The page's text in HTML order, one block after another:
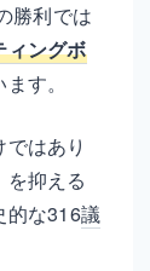
勝利では
ィングボ
す。
はあり
抑える
的な316議